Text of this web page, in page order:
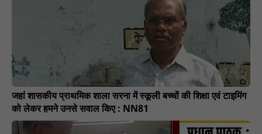
जहां शासकीय प्राथमिक शाला सरना में स्कूली बच्चों की शिक्षा एवं टाइमिंग
को लेकर हमने उनसे सवाल किए : NN81